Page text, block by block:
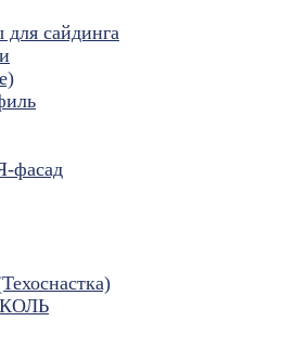
для сайдинга
фасад